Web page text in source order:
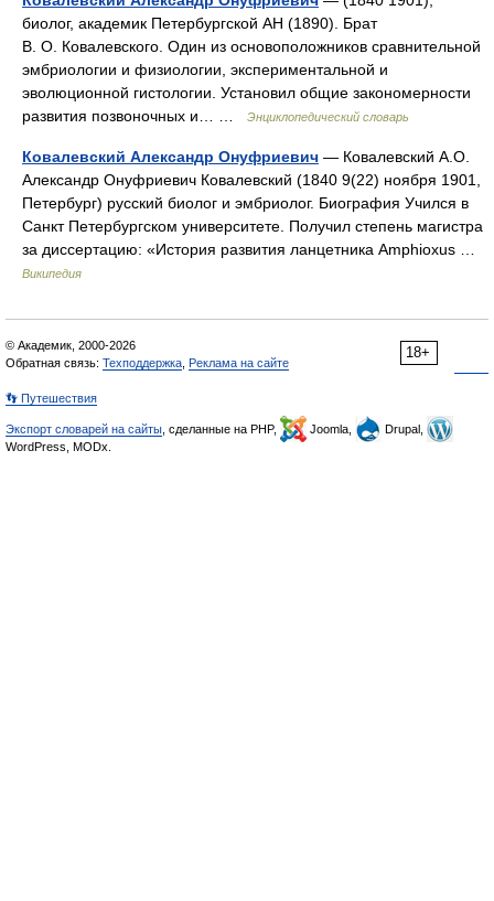
биолог, академик Петербургской АН (1890). Брат
В. О. Ковалевского. Один из основоположников сравнительной
эмбриологии и физиологии, экспериментальной и
эволюционной гистологии. Установил общие закономерности
развития позвоночных и… …
Энциклопедический словарь
Ковалевский Александр Онуфриевич — Ковалевский А.О.
Александр Онуфриевич Ковалевский (1840 9(22) ноября 1901,
Петербург) русский биолог и эмбриолог. Биография Учился в
Санкт Петербургском университете. Получил степень магистра
за диссертацию: «История развития ланцетника Amphioxus …
Википедия
18+
© Академик, 2000-2026
Обратная связь: Техподдержка Реклама на сайте
👣 Путешествия
Экспорт словарей на сайты , сделанные на PHP, Joomla,
Drupal,
WordPress, MODx.